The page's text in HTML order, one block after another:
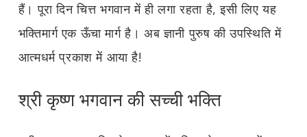
हैं। पूरा दिन चित्त भगवान में ही लगा रहता है, इसी लिए यह
भक्तिमार्ग एक ऊँचा मार्ग है। अब ज्ञानी पुरुष की उपस्थिति में
आत्मधर्म प्रकाश में आया है!
श्री कृष्ण भगवान की सच्ची भक्ति